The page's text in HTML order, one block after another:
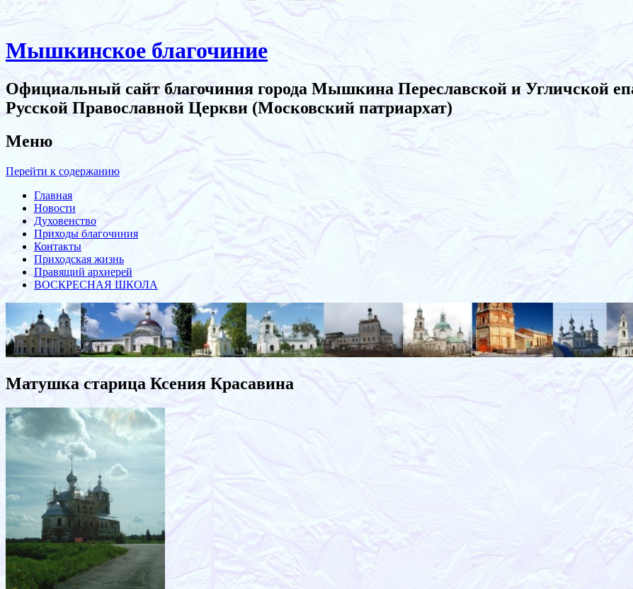
Мышкинское благочиние
Официальный сайт благочиния города Мышкина Переславской и Угличской
Русской Православной Церкви (Московский патриархат)
Меню
Перейти к содержанию
Главная
Новости
Духовенство
Приходы благочиния
Контакты
Приходская жизнь
Правящий архиерей
ВОСКРЕСНАЯ ШКОЛА
Матушка старица Ксения Красавина